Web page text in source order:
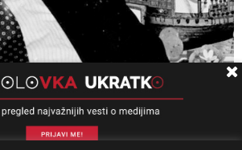
Slučaj „Ćuruvija” presedan, važan
izražavanja, odgovornosti i